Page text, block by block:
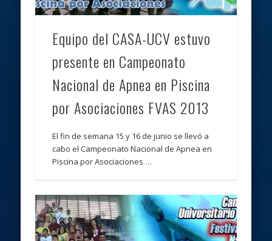
Equipo del CASA-UCV estuvo
presente en Campeonato
Nacional de Apnea en Piscina
por Asociaciones FVAS 2013
El fin de semana 15 y 16 de junio se llevó a
cabo el Campeonato Nacional de Apnea en
Piscina por Asociaciones …